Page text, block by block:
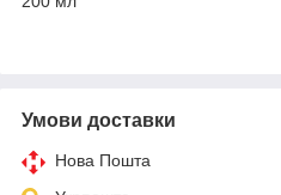
Умови доставки
Нова Пошта